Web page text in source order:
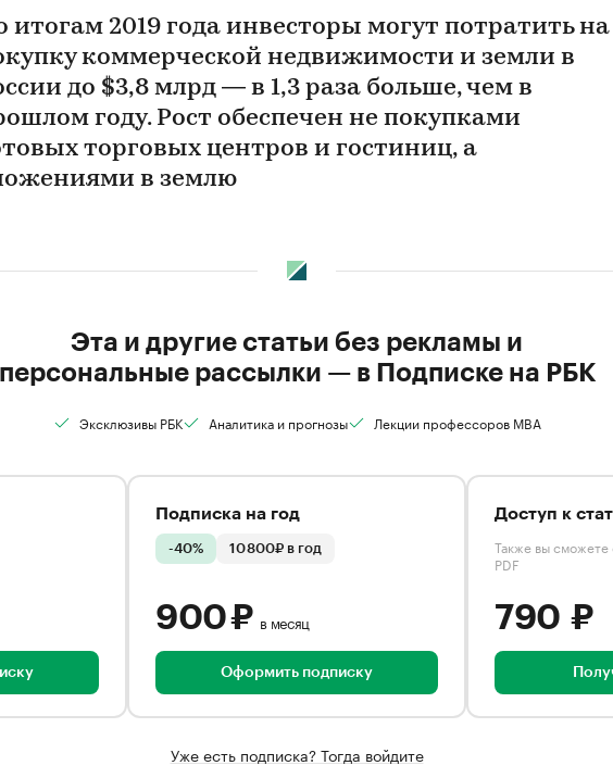
итогам 2019 года инвесторы могут потратить на
коммерческой недвижимости и земли в
до $3,8 млрд — в 1,3 раза больше, чем в
году. Рост обеспечен не покупками
торговых центров и гостиниц, а
в землю
Эта и другие статьи без рекламы и
персональные рассылки — в Подписке на РБК
Эксклюзивы РБК Аналитика и прогнозы Лекции профессоров MBA
Подписка на год
-40% 10 800₽ в год
900 ₽ в месяц
Оформить подписку
Доступ к
Также вы сможете
PDF
790 ₽
Уже есть подписка? Тогда войдите